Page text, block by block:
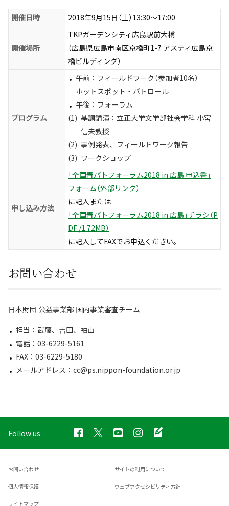
開催日時 2018年9月15日（土）13:30～17:00
開催場所
TKPガーデンシティ広島駅前大橋
（広島県広島市南区京橋町1-7 アスティ広島京
橋ビルディング）
プログラム
午前：フィールドワーク（参加者10名）
ホットスポット・パトロール
午後：フォーラム
(1) 基調講演：立正大学文学部社会学科 小宮
信夫教授
(2) 事例発表、フィールドワーク報告
(3) ワークショップ
申し込み方法
「全国青パトフォーラム2018 in 広島 申込書」
フォーム（外部リンク）
に記入または
「全国青パトフォーラム2018 in 広島」チラシ（P
DF /1.72MB）
に記入してFAXでお申込ください。
お問い合わせ
日本財団 公益事業部 国内事業審査チーム
担当：武藤、吉田、袖山
電話：03-6229-5161
FAX：03-6229-5180
メールアドレス：cc@ps.nippon-foundation.or.jp
Follow us
お問い合わせ サイトの利用について
個人情報保護 ウェブアクセシビリティ方針
サイトマップ